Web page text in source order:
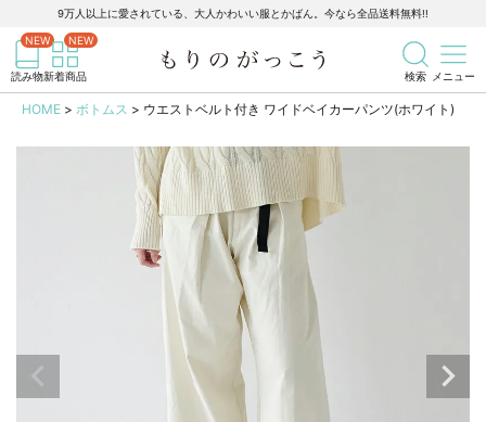
9万人以上に愛されている、大人かわいい服とかばん。今なら全品送料無料!!
読み物新着商品 検索 メニュー
商品を検索 記事を検索
HOME ボトムス ウエストベルト付き ワイドベイカーパンツ(ホワイト)